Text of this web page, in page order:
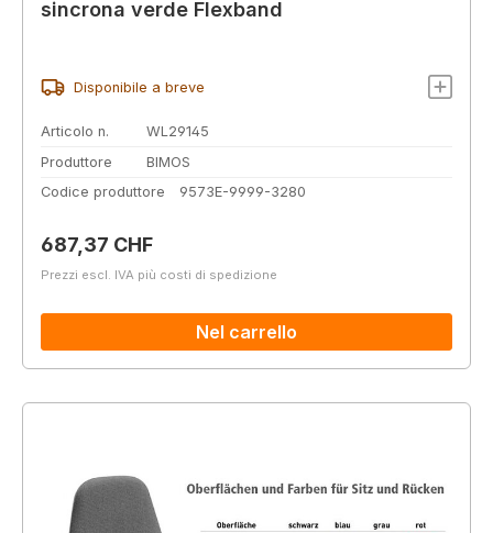
sincrona verde Flexband
Disponibile a breve
Articolo n.
WL29145
Produttore
BIMOS
Codice produttore
9573E-9999-3280
Prezzo normale:
687,37 CHF
Prezzi escl. IVA più costi di spedizione
Nel carrello